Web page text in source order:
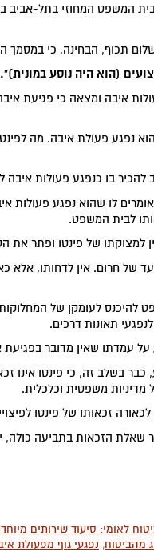
המשפט המחוזי בתל-אביב
תכוף, הבחינה, כי במסמך
(הוא היה נוסע במונית)".
איבה ומצאה כי פגיעת
נפגע פעולת איבה. מה
להכיר בו כנפגע פעולות איבה
לו שהוא נפגע פעולות
לבית המשפט.
למצוקתו של פינטו ופתר את
של חרום. אין לדחותו, אלא
להיכנס לעומקן של
תאונות דרכים.
על עמדתו שאין מדובר
בשלב זה, כי פינטו אינו
משפטית וכלכלית.
זכאותו של פינטו
שאלת הזכאות בתביעה כולה,
לאומי: סיעוד שירותים
מהביטוח, נפגעי גוף מפעולת